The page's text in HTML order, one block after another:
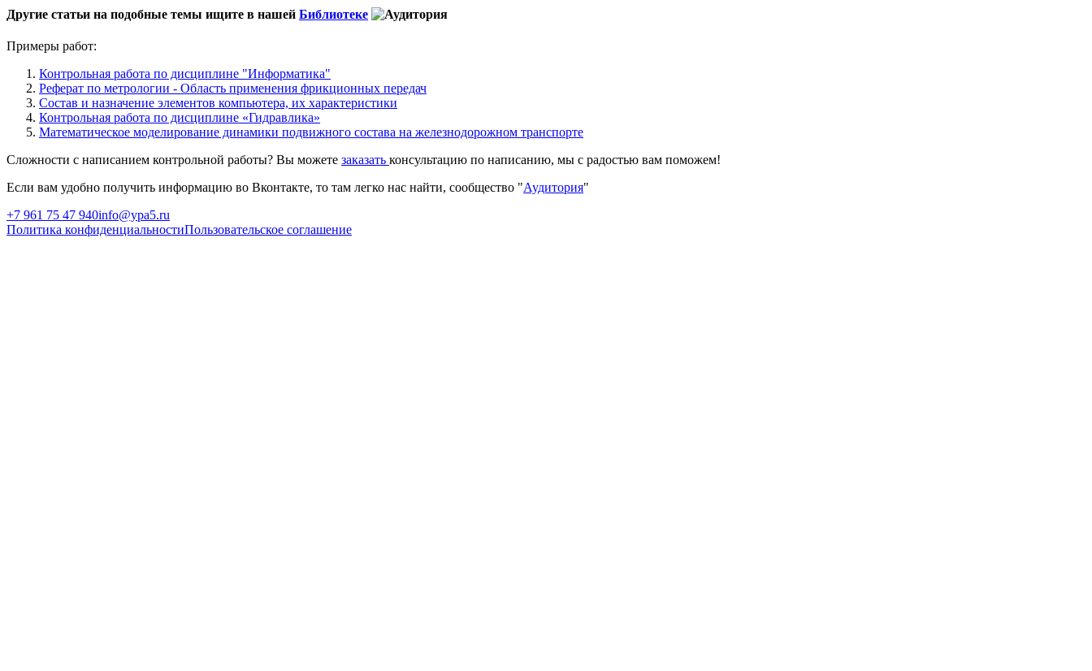
Другие статьи на подобные темы ищите в нашей Библиотеке
Примеры работ:
Контрольная работа по дисциплине "Информатика"
Реферат по метрологии - Область применения фрикционных передач
Состав и назначение элементов компьютера, их характеристики
Контрольная работа по дисциплине «Гидравлика»
Математическое моделирование динамики подвижного состава на железнодорожном транспорте
Сложности с написанием контрольной работы? Вы можете заказать консультацию по написанию, мы с радостью вам поможем!
Если вам удобно получить информацию во Вконтакте, то там легко нас найти, сообщество "Аудитория"
+7 961 75 47 940info@ypa5.ru
Политика конфиденциальностиПользовательское соглашение